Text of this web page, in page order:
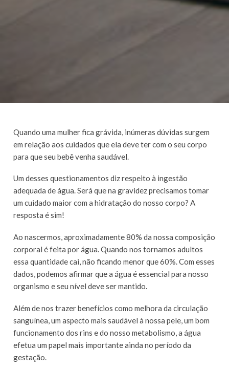
Quando uma mulher fica grávida, inúmeras dúvidas surgem
em relação aos cuidados que ela deve ter com o seu corpo
para que seu bebê venha saudável.
Um desses questionamentos diz respeito à ingestão
adequada de água. Será que na gravidez precisamos tomar
um cuidado maior com a hidratação do nosso corpo? A
resposta é sim!
Ao nascermos, aproximadamente 80% da nossa composição
corporal é feita por água. Quando nos tornamos adultos
essa quantidade cai, não ficando menor que 60%. Com esses
dados, podemos afirmar que a água é essencial para nosso
organismo e seu nível deve ser mantido.
Além de nos trazer benefícios como melhora da circulação
sanguínea, um aspecto mais saudável à nossa pele, um bom
funcionamento dos rins e do nosso metabolismo, a água
efetua um papel mais importante ainda no período da
gestação.